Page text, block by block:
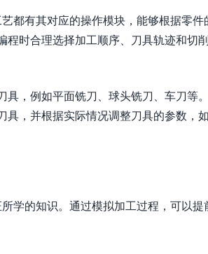
都有其对应的操作模块，能够根据零件
时合理选择加工顺序、刀具轨迹和切
，例如平面铣刀、球头铣刀、车刀等
，并根据实际情况调整刀具的参数，
学的知识。通过模拟加工过程，可以提